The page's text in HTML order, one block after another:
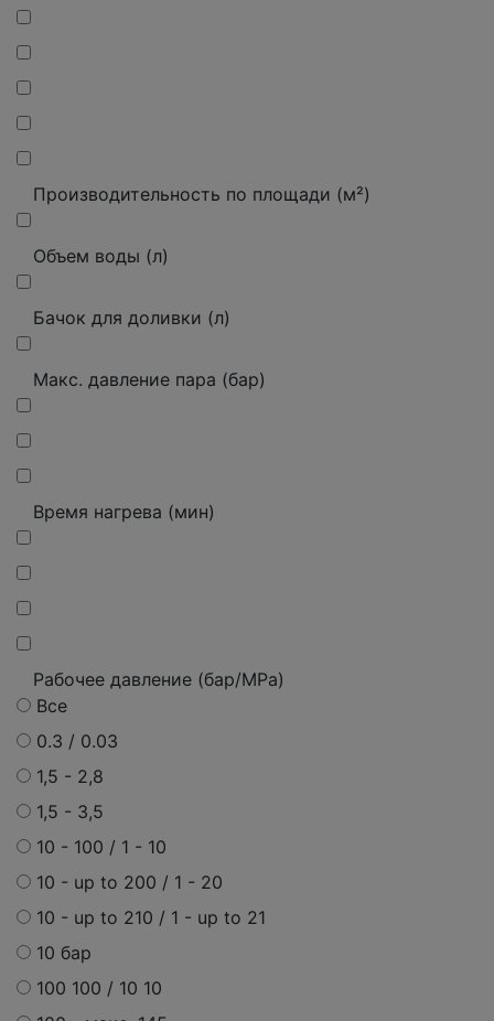
Производительность по площади (м²)
Объем воды (л)
Бачок для доливки (л)
Макс. давление пара (бар)
Время нагрева (мин)
Рабочее давление (бар/MPa)
Все
0.3 / 0.03
1,5 - 2,8
1,5 - 3,5
10 - 100 / 1 - 10
10 - up to 200 / 1 - 20
10 - up to 210 / 1 - up to 21
10 бар
100 100 / 10 10